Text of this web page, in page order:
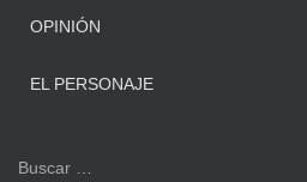
OPINIÓN
EL PERSONAJE
B
Buscar …